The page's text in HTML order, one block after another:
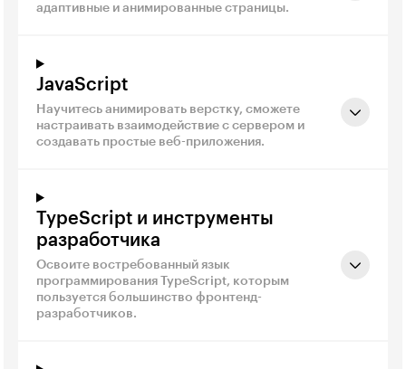
адаптивные и анимированные страницы.
JavaScript
Научитесь анимировать верстку, сможете
настраивать взаимодействие с сервером и
создавать простые веб-приложения.
TypeScript и инструменты
разработчика
Освоите востребованный язык
программирования TypeScript, которым
пользуется большинство фронтенд-
разработчиков.